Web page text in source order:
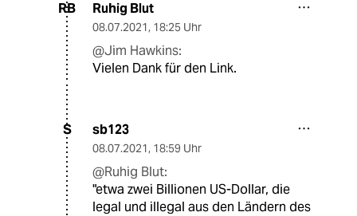
RB Ruhig Blut
08.07.2021, 18:25 Uhr
@Jim Hawkins:
Vielen Dank für den Link.
S sb123
08.07.2021, 18:59 Uhr
@Ruhig Blut:
"etwa zwei Billionen US-Dollar, die
legal und illegal aus den Ländern des